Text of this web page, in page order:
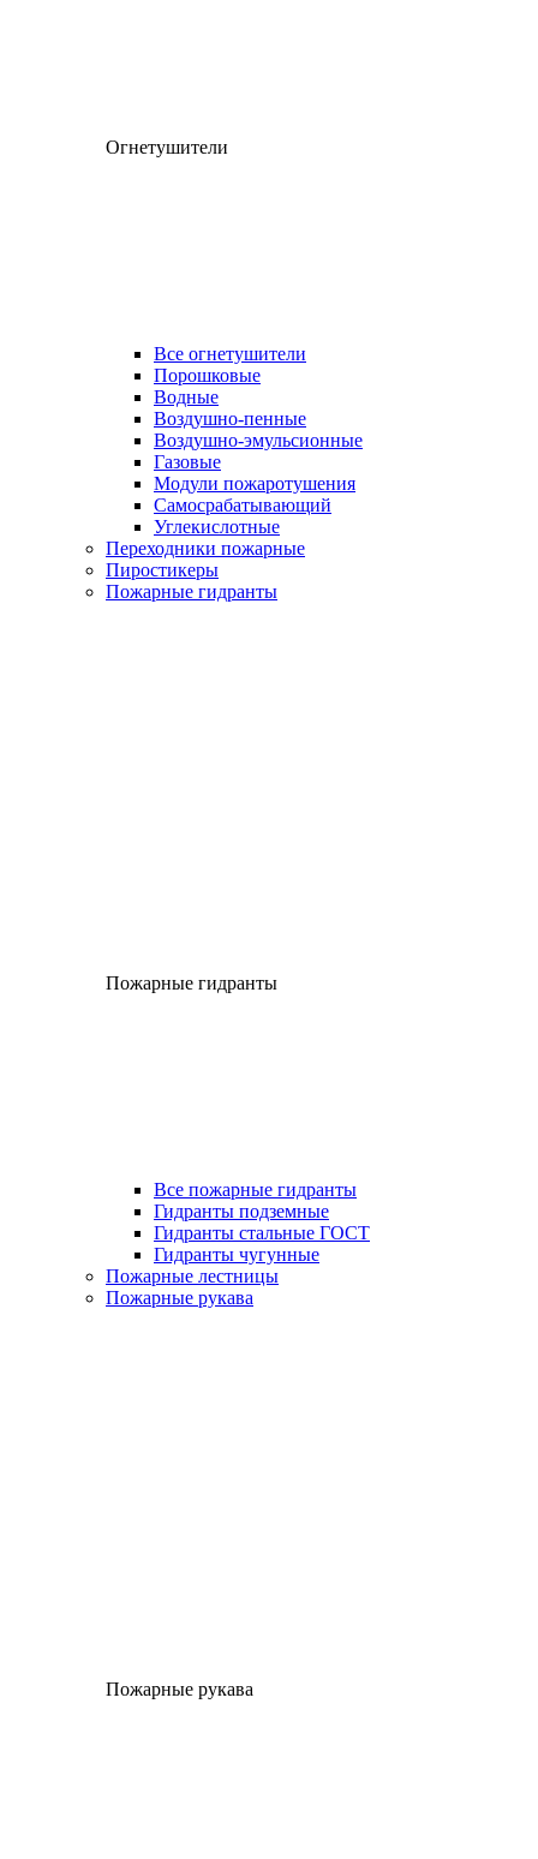
Огнетушители
Все огнетушители
Порошковые
Водные
Воздушно-пенные
Воздушно-эмульсионные
Газовые
Модули пожаротушения
Самосрабатывающий
Углекислотные
Переходники пожарные
Пиростикеры
Пожарные гидранты
Пожарные гидранты
Все пожарные гидранты
Гидранты подземные
Гидранты стальные ГОСТ
Гидранты чугунные
Пожарные лестницы
Пожарные рукава
Пожарные рукава